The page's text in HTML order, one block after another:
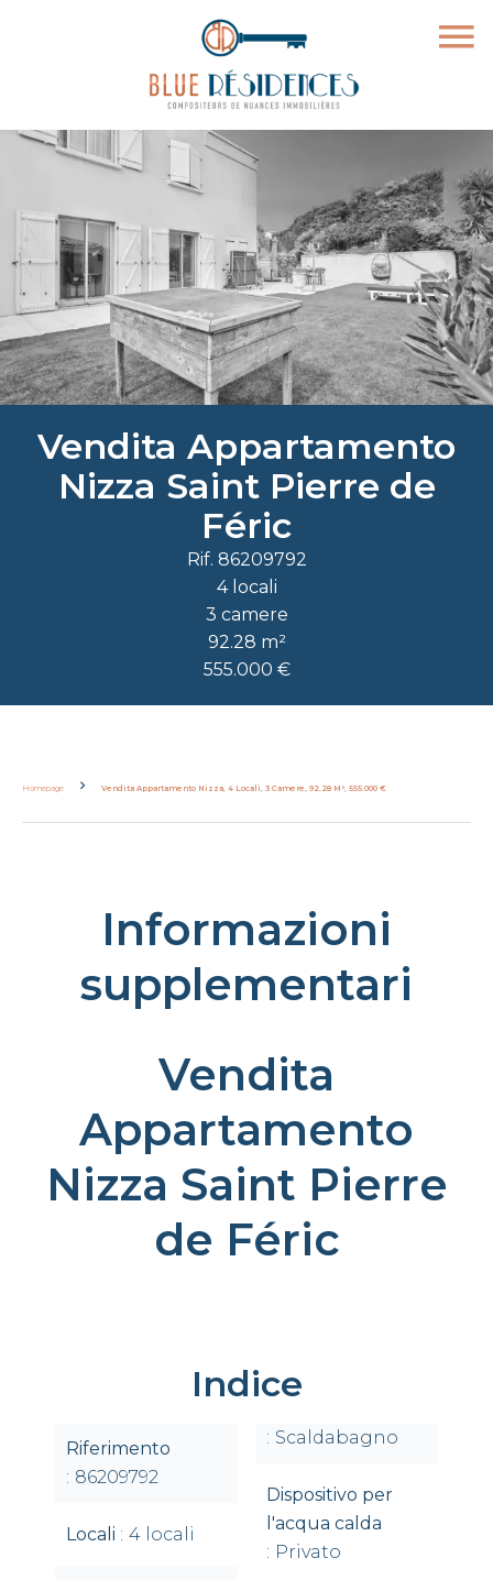
Vendita Appartamento
Nizza Saint Pierre de
Féric
Rif. 86209792
4 locali
3 camere
92.28 m²
555.000 €
Homepage Vendita Appartamento Nizza, 4 Locali, 3 Camere, 92.28 M², 555.000 €
Informazioni
supplementari
Vendita
Appartamento
Nizza Saint Pierre
de Féric
Indice
Riferimento
86209792
Locali 4 locali
Scaldabagno
Dispositivo per
l'acqua calda
Privato